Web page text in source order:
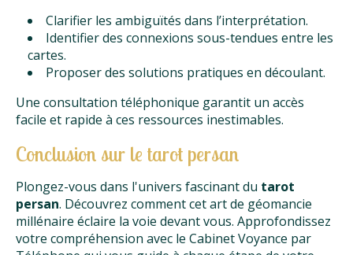
Clarifier les ambiguïtés dans l’interprétation.
Identifier des connexions sous-tendues entre les
cartes.
Proposer des solutions pratiques en découlant.
Une consultation téléphonique garantit un accès
facile et rapide à ces ressources inestimables.
Conclusion sur le tarot persan
Plongez-vous dans l'univers fascinant du tarot
persan. Découvrez comment cet art de géomancie
millénaire éclaire la voie devant vous. Approfondissez
votre compréhension avec le Cabinet Voyance par